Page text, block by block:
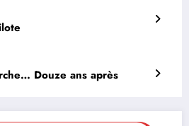
Douze ans après